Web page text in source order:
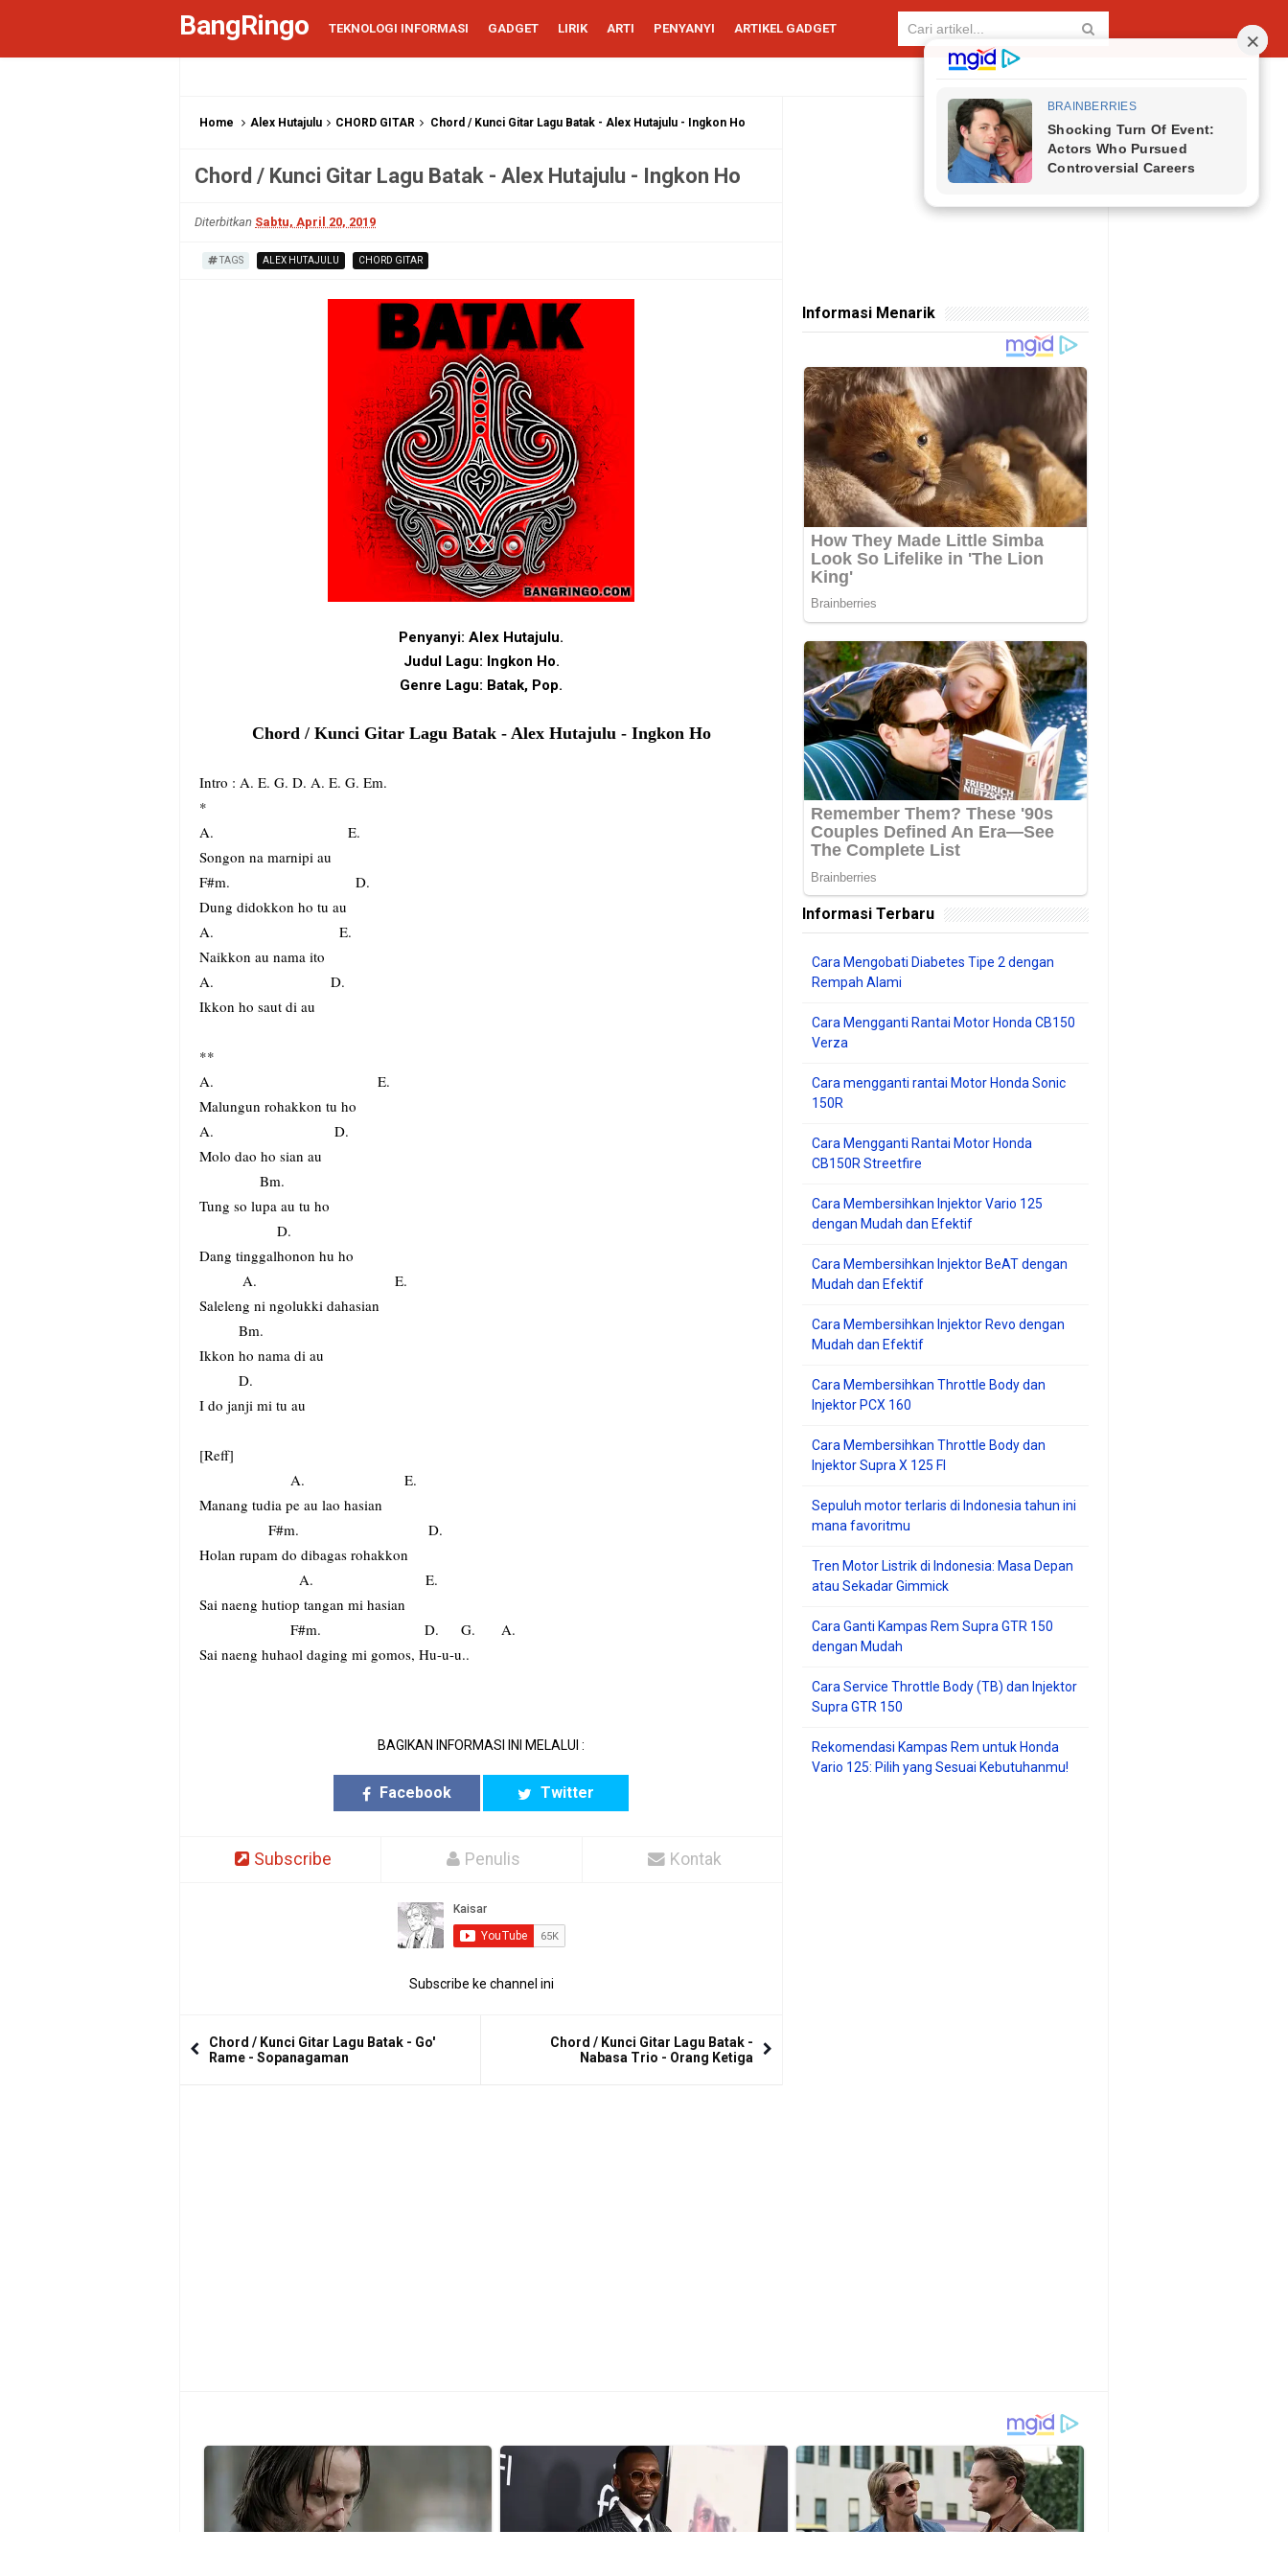
BangRingo TEKNOLOGI INFORMASI GADGET LIRIK ARTI PENYANYI ARTIKEL GADGET
Home Alex Hutajulu CHORD GITAR Chord / Kunci Gitar Lagu Batak - Alex Hutajulu - Ingkon Ho
Chord / Kunci Gitar Lagu Batak - Alex Hutajulu - Ingkon Ho
Diterbitkan Sabtu, April 20, 2019
TAGS ALEX HUTAJULU CHORD GITAR
Penyanyi: Alex Hutajulu.
Judul Lagu: Ingkon Ho.
Genre Lagu: Batak, Pop.
Chord / Kunci Gitar Lagu Batak - Alex Hutajulu - Ingkon Ho
Intro : A. E. G. D. A. E. G. Em.
*
A. E.
Songon na marnipi au
F#m. D.
Dung didokkon ho tu au
A. E.
Naikkon au nama ito
A. D.
Ikkon ho saut di au
**
A. E.
Malungun rohakkon tu ho
A. D.
Molo dao ho sian au
Bm.
Tung so lupa au tu ho
D.
Dang tinggalhonon hu ho
A. E.
Saleleng ni ngolukki dahasian
Bm.
Ikkon ho nama di au
D.
I do janji mi tu au
[Reff]
A. E.
Manang tudia pe au lao hasian
F#m. D.
Holan rupam do dibagas rohakkon
A. E.
Sai naeng hutiop tangan mi hasian
F#m. D. G. A.
Sai naeng huhaol daging mi gomos, Hu-u-u..
BAGIKAN INFORMASI INI MELALUI :
Facebook Twitter
Subscribe Penulis Kontak
Subscribe ke channel ini
Chord / Kunci Gitar Lagu Batak - Go'
Rame - Sopanagaman
Chord / Kunci Gitar Lagu Batak -
Nabasa Trio - Orang Ketiga
Informasi Menarik
Informasi Terbaru
Cara Mengobati Diabetes Tipe 2 dengan
Rempah Alami
Cara Mengganti Rantai Motor Honda CB150
Verza
Cara mengganti rantai Motor Honda Sonic
150R
Cara Mengganti Rantai Motor Honda
CB150R Streetfire
Cara Membersihkan Injektor Vario 125
dengan Mudah dan Efektif
Cara Membersihkan Injektor BeAT dengan
Mudah dan Efektif
Cara Membersihkan Injektor Revo dengan
Mudah dan Efektif
Cara Membersihkan Throttle Body dan
Injektor PCX 160
Cara Membersihkan Throttle Body dan
Injektor Supra X 125 FI
Sepuluh motor terlaris di Indonesia tahun ini
mana favoritmu
Tren Motor Listrik di Indonesia: Masa Depan
atau Sekadar Gimmick
Cara Ganti Kampas Rem Supra GTR 150
dengan Mudah
Cara Service Throttle Body (TB) dan Injektor
Supra GTR 150
Rekomendasi Kampas Rem untuk Honda
Vario 125: Pilih yang Sesuai Kebutuhanmu!